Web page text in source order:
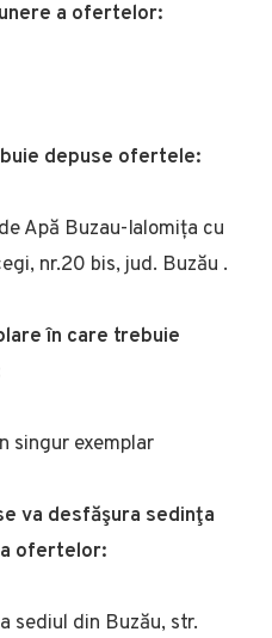
a ofertelor:
depuse ofertele:
Apă Buzau-Ialomița cu
nr.20 bis, jud. Buzău .
în care trebuie
singur exemplar
va desfăşura sedinţa
ofertelor:
sediul din Buzău, str.